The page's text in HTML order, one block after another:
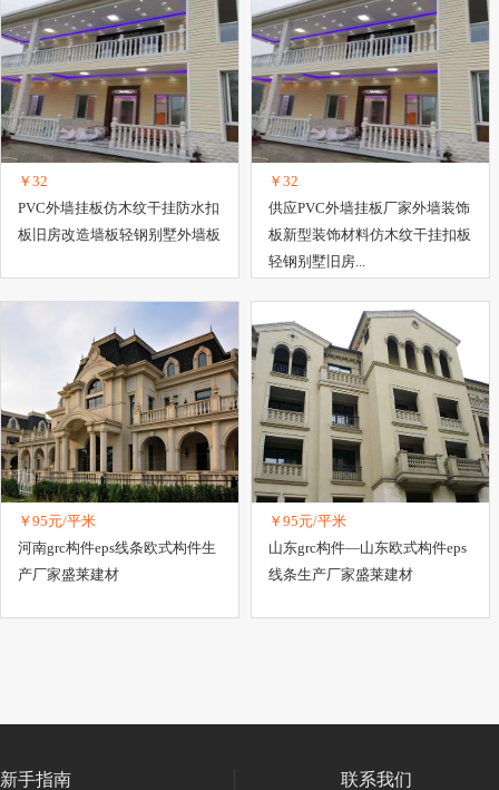
￥32
PVC外墙挂板仿木纹干挂防水扣
板旧房改造墙板轻钢别墅外墙板
￥32
供应PVC外墙挂板厂家外墙装饰
板新型装饰材料仿木纹干挂扣板
轻钢别墅旧房...
￥95元/平米
河南grc构件eps线条欧式构件生
产厂家盛莱建材
￥95元/平米
山东grc构件—山东欧式构件eps
线条生产厂家盛莱建材
新手指南 联系我们